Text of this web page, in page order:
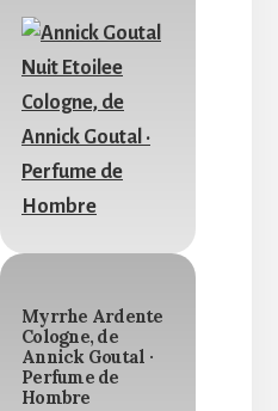
Myrrhe Ardente
Cologne, de
Annick Goutal ·
Perfume de
Hombre